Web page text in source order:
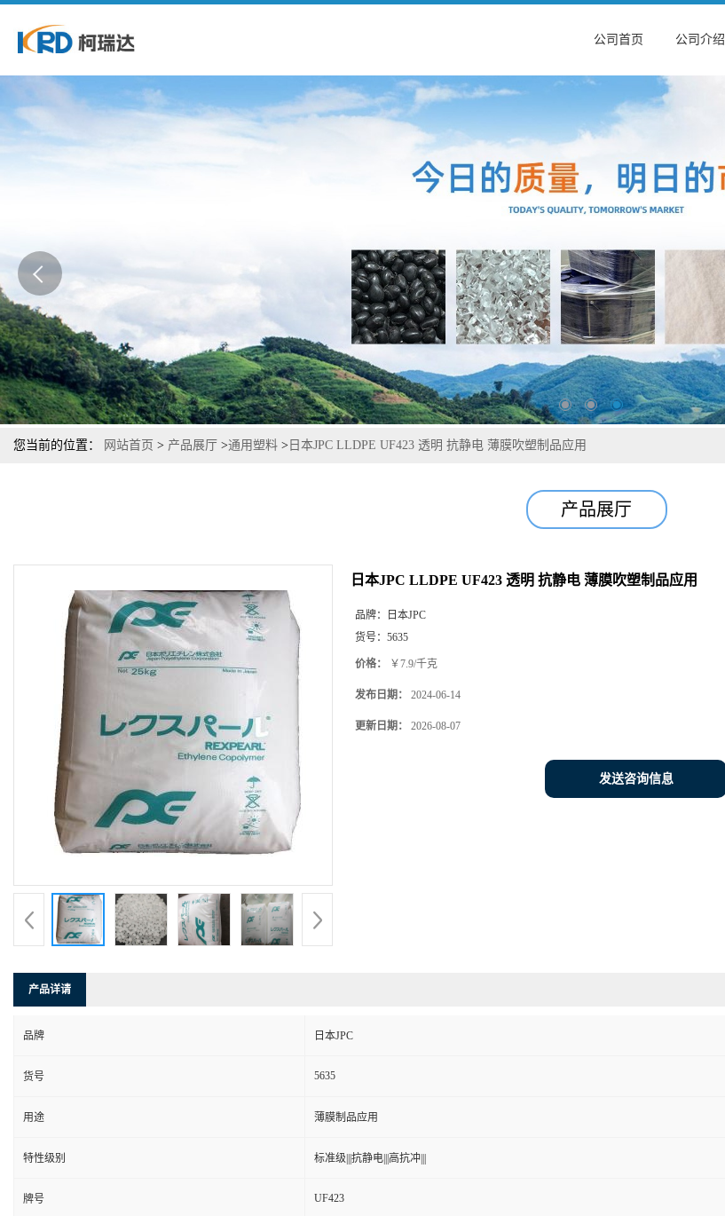
公司首页 公司介绍
您当前的位置： 网站首页 > 产品展厅 >通用塑料 > 日本JPC LLDPE UF423 透明 抗静电 薄膜吹塑制品应用
产品展厅
日本JPC LLDPE UF423 透明 抗静电 薄膜吹塑制品应用
品牌：
日本JPC
货号： 5635
价格： ￥7.9/千克
发布日期： 2024-06-14
更新日期： 2026-08-07
发送咨询信息
产品详请
品牌 日本JPC
货号 5635
用途 薄膜制品应用
特性级别 标准级|||抗静电|||高抗冲|||
牌号 UF423